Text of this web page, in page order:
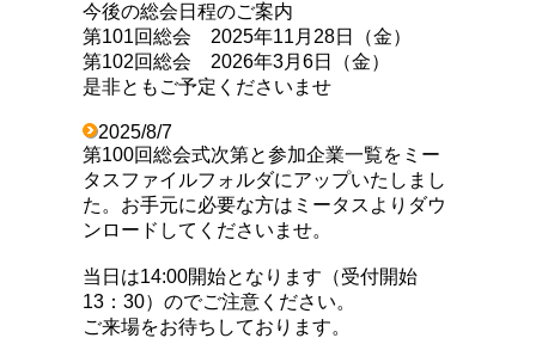
今後の総会日程のご案内
第101回総会 2025年11月28日（金）
第102回総会 2026年3月6日（金）
是非ともご予定くださいませ
2025/8/7
第100回総会式次第と参加企業一覧をミー
タスファイルフォルダにアップいたしまし
た。お手元に必要な方はミータスよりダウ
ンロードしてくださいませ。
当日は14:00開始となります（受付開始
13：30）のでご注意ください。
ご来場をお待ちしております。